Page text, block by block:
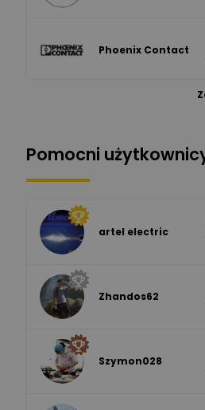
Phoenix Contact
ELKO-BIS Systemy
Pomocni
artel electric
Zhandos62
Szymon028